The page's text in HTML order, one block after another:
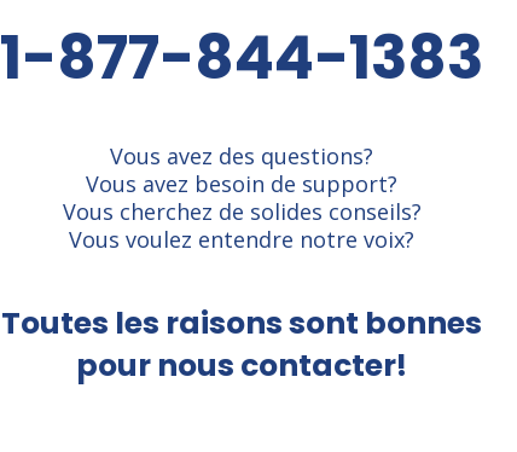
1-877-844-1383
Vous avez des questions?
Vous avez besoin de support?
Vous cherchez de solides conseils?
Vous voulez entendre notre voix?
Toutes les raisons sont bonnes
pour nous contacter!